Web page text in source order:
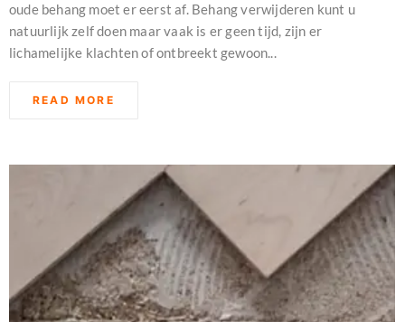
oude behang moet er eerst af. Behang verwijderen kunt u
natuurlijk zelf doen maar vaak is er geen tijd, zijn er
lichamelijke klachten of ontbreekt gewoon...
READ MORE